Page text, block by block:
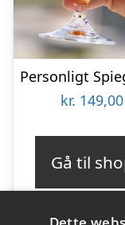
kr. 149,00
Gå til